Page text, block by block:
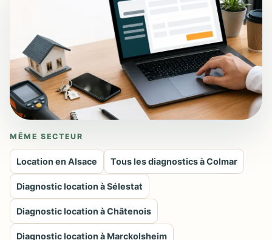
MÊME SECTEUR
Location en Alsace Tous les diagnostics à Colmar
Diagnostic location à Sélestat
Diagnostic location à Châtenois
Diagnostic location à Marckolsheim